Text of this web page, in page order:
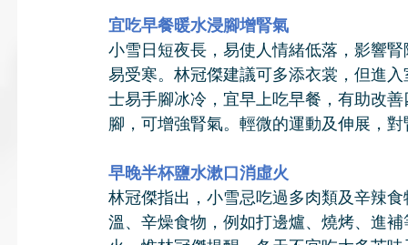
宜吃早餐暖水浸腳增腎氣
小雪日短夜長，易使人情緒低落，影響
易受寒。林冠傑建議可多添衣裳，但進
士易手腳冰冷，宜早上吃早餐，有助改
腳，可增強腎氣。輕微的運動及伸展，
早晚半杯鹽水漱口消虛火
林冠傑指出，小雪忌吃過多肉類及辛辣
溫、辛燥食物，例如打邊爐、燒烤、進